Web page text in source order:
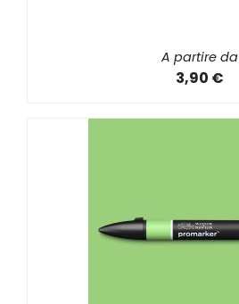
A partire da
3,90 €